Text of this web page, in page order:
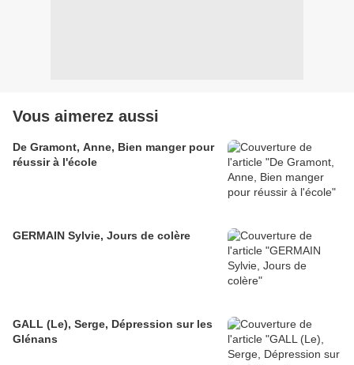
Vous aimerez aussi
De Gramont, Anne, Bien manger pour
réussir à l'école
GERMAIN Sylvie, Jours de colère
GALL (Le), Serge, Dépression sur les
Glénans